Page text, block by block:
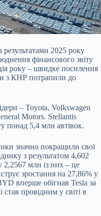
2025 року
фінансового звіту
року – швидке посилення
з КНР потрапили до
– Toyota, Volkswagen
Motors. Stellantis
понад 5,4 млн автівок.
значно покращили свої
з результатом 4,602
2,2567 млн із них – це
зростання на 27,86% у
вперше обігнав Tesla за
провідним у світі в